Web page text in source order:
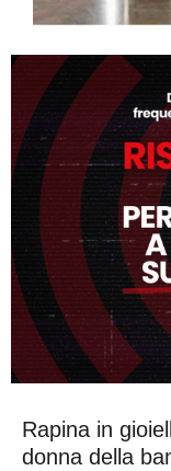
Rapina in
donna della